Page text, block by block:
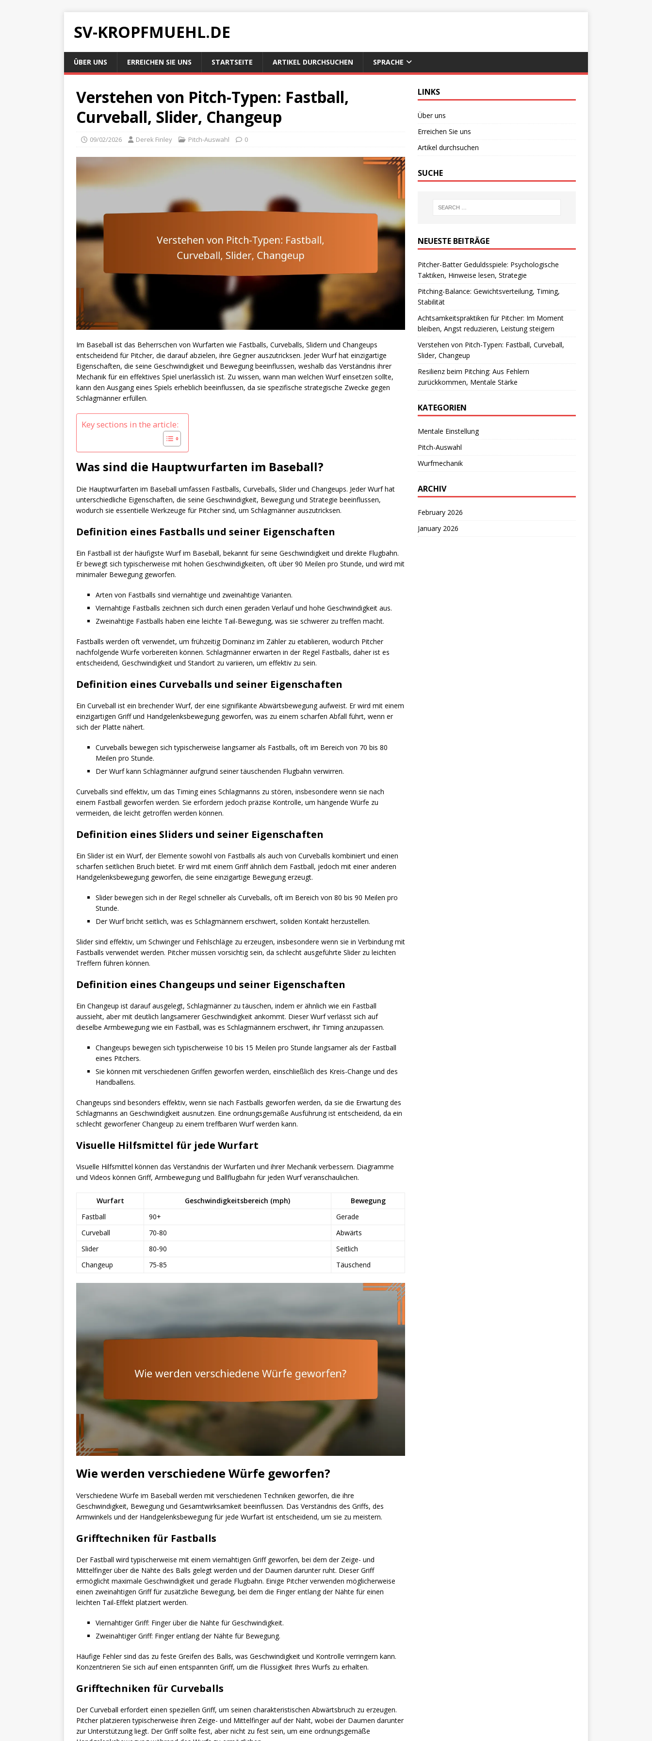
SV-KROPFMUEHL.DE
ÜBER UNS ERREICHEN SIE UNS STARTSEITE ARTIKEL DURCHSUCHEN SPRACHE
Verstehen von Pitch-Typen: Fastball,
Curveball, Slider, Changeup
09/02/2026 Derek Finley Pitch-Auswahl 0
Im Baseball ist das Beherrschen von Wurfarten wie Fastballs, Curveballs, Slidern und Changeups
entscheidend für Pitcher, die darauf abzielen, ihre Gegner auszutricksen. Jeder Wurf hat einzigartige
Eigenschaften, die seine Geschwindigkeit und Bewegung beeinflussen, weshalb das Verständnis ihrer
Mechanik für ein effektives Spiel unerlässlich ist. Zu wissen, wann man welchen Wurf einsetzen sollte,
kann den Ausgang eines Spiels erheblich beeinflussen, da sie spezifische strategische Zwecke gegen
Schlagmänner erfüllen.
Key sections in the article:
Was sind die Hauptwurfarten im Baseball?
Die Hauptwurfarten im Baseball umfassen Fastballs, Curveballs, Slider und Changeups. Jeder Wurf hat
unterschiedliche Eigenschaften, die seine Geschwindigkeit, Bewegung und Strategie beeinflussen,
wodurch sie essentielle Werkzeuge für Pitcher sind, um Schlagmänner auszutricksen.
Definition eines Fastballs und seiner Eigenschaften
Ein Fastball ist der häufigste Wurf im Baseball, bekannt für seine Geschwindigkeit und direkte Flugbahn.
Er bewegt sich typischerweise mit hohen Geschwindigkeiten, oft über 90 Meilen pro Stunde, und wird mit
minimaler Bewegung geworfen.
Arten von Fastballs sind viernahtige und zweinahtige Varianten.
Viernahtige Fastballs zeichnen sich durch einen geraden Verlauf und hohe Geschwindigkeit aus.
Zweinahtige Fastballs haben eine leichte Tail-Bewegung, was sie schwerer zu treffen macht.
Fastballs werden oft verwendet, um frühzeitig Dominanz im Zähler zu etablieren, wodurch Pitcher
nachfolgende Würfe vorbereiten können. Schlagmänner erwarten in der Regel Fastballs, daher ist es
entscheidend, Geschwindigkeit und Standort zu variieren, um effektiv zu sein.
Definition eines Curveballs und seiner Eigenschaften
Ein Curveball ist ein brechender Wurf, der eine signifikante Abwärtsbewegung aufweist. Er wird mit einem
einzigartigen Griff und Handgelenksbewegung geworfen, was zu einem scharfen Abfall führt, wenn er
sich der Platte nähert.
Curveballs bewegen sich typischerweise langsamer als Fastballs, oft im Bereich von 70 bis 80
Meilen pro Stunde.
Der Wurf kann Schlagmänner aufgrund seiner täuschenden Flugbahn verwirren.
Curveballs sind effektiv, um das Timing eines Schlagmanns zu stören, insbesondere wenn sie nach
einem Fastball geworfen werden. Sie erfordern jedoch präzise Kontrolle, um hängende Würfe zu
vermeiden, die leicht getroffen werden können.
Definition eines Sliders und seiner Eigenschaften
Ein Slider ist ein Wurf, der Elemente sowohl von Fastballs als auch von Curveballs kombiniert und einen
scharfen seitlichen Bruch bietet. Er wird mit einem Griff ähnlich dem Fastball, jedoch mit einer anderen
Handgelenksbewegung geworfen, die seine einzigartige Bewegung erzeugt.
Slider bewegen sich in der Regel schneller als Curveballs, oft im Bereich von 80 bis 90 Meilen pro
Stunde.
Der Wurf bricht seitlich, was es Schlagmännern erschwert, soliden Kontakt herzustellen.
Slider sind effektiv, um Schwinger und Fehlschläge zu erzeugen, insbesondere wenn sie in Verbindung mit
Fastballs verwendet werden. Pitcher müssen vorsichtig sein, da schlecht ausgeführte Slider zu leichten
Treffern führen können.
Definition eines Changeups und seiner Eigenschaften
Ein Changeup ist darauf ausgelegt, Schlagmänner zu täuschen, indem er ähnlich wie ein Fastball
aussieht, aber mit deutlich langsamerer Geschwindigkeit ankommt. Dieser Wurf verlässt sich auf
dieselbe Armbewegung wie ein Fastball, was es Schlagmännern erschwert, ihr Timing anzupassen.
Changeups bewegen sich typischerweise 10 bis 15 Meilen pro Stunde langsamer als der Fastball
eines Pitchers.
Sie können mit verschiedenen Griffen geworfen werden, einschließlich des Kreis-Change und des
Handballens.
Changeups sind besonders effektiv, wenn sie nach Fastballs geworfen werden, da sie die Erwartung des
Schlagmanns an Geschwindigkeit ausnutzen. Eine ordnungsgemäße Ausführung ist entscheidend, da ein
schlecht geworfener Changeup zu einem treffbaren Wurf werden kann.
Visuelle Hilfsmittel für jede Wurfart
Visuelle Hilfsmittel können das Verständnis der Wurfarten und ihrer Mechanik verbessern. Diagramme
und Videos können Griff, Armbewegung und Ballflugbahn für jeden Wurf veranschaulichen.
Wurfart Geschwindigkeitsbereich (mph)
Bewegung
Fastball
90+
Gerade
Curveball
70-80
Abwärts
Slider
80-90
Seitlich
Changeup
75-85 Täuschend
Wie werden verschiedene Würfe geworfen?
Verschiedene Würfe im Baseball werden mit verschiedenen Techniken geworfen, die ihre
Geschwindigkeit, Bewegung und Gesamtwirksamkeit beeinflussen. Das Verständnis des Griffs, des
Armwinkels und der Handgelenksbewegung für jede Wurfart ist entscheidend, um sie zu meistern.
Grifftechniken für Fastballs
Der Fastball wird typischerweise mit einem viernahtigen Griff geworfen, bei dem der Zeige- und
Mittelfinger über die Nähte des Balls gelegt werden und der Daumen darunter ruht. Dieser Griff
ermöglicht maximale Geschwindigkeit und gerade Flugbahn. Einige Pitcher verwenden möglicherweise
einen zweinahtigen Griff für zusätzliche Bewegung, bei dem die Finger entlang der Nähte für einen
leichten Tail-Effekt platziert werden.
Viernahtiger Griff: Finger über die Nähte für Geschwindigkeit.
Zweinahtiger Griff: Finger entlang der Nähte für Bewegung.
Häufige Fehler sind das zu feste Greifen des Balls, was Geschwindigkeit und Kontrolle verringern kann.
Konzentrieren Sie sich auf einen entspannten Griff, um die Flüssigkeit Ihres Wurfs zu erhalten.
Grifftechniken für Curveballs
Der Curveball erfordert einen speziellen Griff, um seinen charakteristischen Abwärtsbruch zu erzeugen.
Pitcher platzieren typischerweise ihren Zeige- und Mittelfinger auf der Naht, wobei der Daumen darunter
zur Unterstützung liegt. Der Griff sollte fest, aber nicht zu fest sein, um eine ordnungsgemäße
LINKS
Über uns
Erreichen Sie uns
Artikel durchsuchen
SUCHE
NEUESTE BEITRÄGE
Pitcher-Batter Geduldsspiele: Psychologische
Taktiken, Hinweise lesen, Strategie
Pitching-Balance: Gewichtsverteilung, Timing,
Stabilität
Achtsamkeitspraktiken für Pitcher: Im Moment
bleiben, Angst reduzieren, Leistung steigern
Verstehen von Pitch-Typen: Fastball, Curveball,
Slider, Changeup
Resilienz beim Pitching: Aus Fehlern
zurückkommen, Mentale Stärke
KATEGORIEN
Mentale Einstellung
Pitch-Auswahl
Wurfmechanik
ARCHIV
February 2026
January 2026